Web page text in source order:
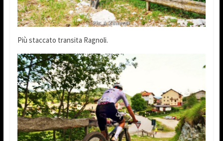
Più staccato transita Ragnoli.